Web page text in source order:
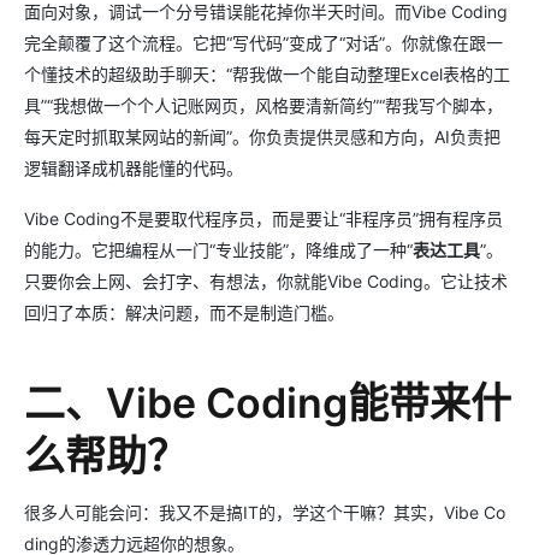
面向对象，调试一个分号错误能花掉你半天时间。而Vibe Coding
完全颠覆了这个流程。它把“写代码”变成了“对话”。你就像在跟一
个懂技术的超级助手聊天：“帮我做一个能自动整理Excel表格的工
具”“我想做一个个人记账网页，风格要清新简约”“帮我写个脚本，
每天定时抓取某网站的新闻”。你负责提供灵感和方向，AI负责把
逻辑翻译成机器能懂的代码。
Vibe Coding不是要取代程序员，而是要让“非程序员”拥有程序员
的能力。它把编程从一门“专业技能”，降维成了一种“表达工具”。
只要你会上网、会打字、有想法，你就能Vibe Coding。它让技术
回归了本质：解决问题，而不是制造门槛。
二、Vibe Coding能带来什
么帮助？
很多人可能会问：我又不是搞IT的，学这个干嘛？其实，Vibe Co
ding的渗透力远超你的想象。